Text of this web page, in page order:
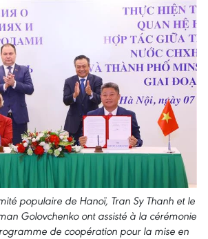
populaire de Hanoï, Tran Sy Thanh et le
Golovchenko ont assisté à la cérémonie
de coopération pour la mise en